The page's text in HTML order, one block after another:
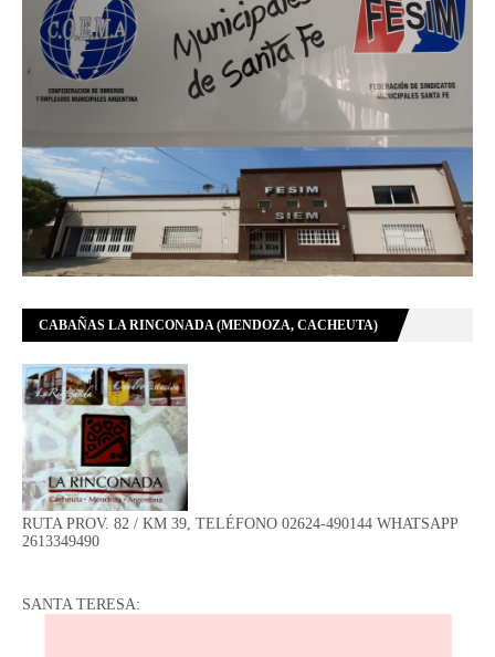
CABAÑAS LA RINCONADA (MENDOZA, CACHEUTA)
RUTA PROV. 82 / KM 39, TELÉFONO 02624-490144 WHATSAPP
2613349490
SANTA TERESA: